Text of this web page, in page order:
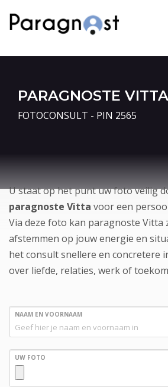
PARAGNOSTE VITTA
FOTOCONSULT - PIN 2565
U staat op het punt uw foto veilig
paragnoste Vitta voor een
Via deze foto kan paragnoste Vitta
afstemmen op jouw energie en
het consult snellere en concretere
over liefde, relaties, werk of
NAAM EN VOORNAAM
UW FOTO